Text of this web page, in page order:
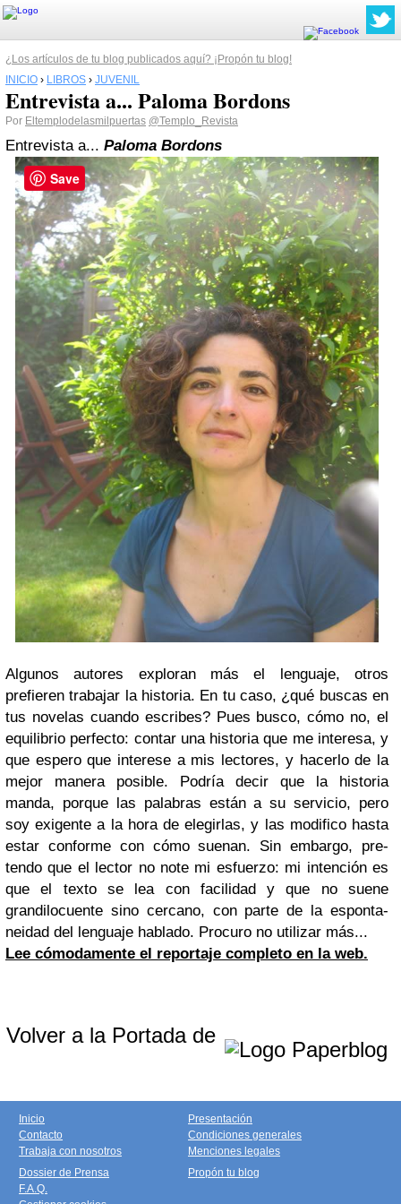
¿Los artículos de tu blog publicados aquí? ¡Propón tu blog!
INICIO › LIBROS › JUVENIL
Entrevista a... Paloma Bordons
Por Eltemplodelasmilpuertas @Templo_Revista
Entrevista a... Paloma Bordons
Algunos autores exploran más el len­guaje, otros
prefieren trabajar la his­toria. En tu caso, ¿qué buscas en
tus novelas cuando escribes? Pues busco, cómo no, el
equilibrio perfecto: contar una historia que me in­teresa, y
que espero que interese a mis lectores, y hacerlo de la
mejor manera posible. Podría de­cir que la historia
manda, porque las palabras es­tán a su servicio, pero
soy exigente a la hora de elegirlas, y las modifico has­ta
estar conforme con cómo suenan. Sin embargo, pre­
tendo que el lector no note mi esfuer­zo: mi intención es
que el texto se lea con facilidad y que no suene
grandilocuente sino cerca­no, con parte de la esponta­
neidad del lenguaje hablado. Procuro no utilizar más...
Lee cómodamente el reportaje completo en la web.
Volver a la Portada de
Inicio
Contacto
Trabaja con nosotros
Presentación
Condiciones generales
Menciones legales
Dossier de Prensa
F.A.Q.
Propón tu blog
Save